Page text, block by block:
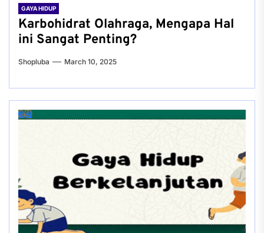
GAYA HIDUP
Karbohidrat Olahraga, Mengapa Hal
ini Sangat Penting?
Shopluba March 10, 2025